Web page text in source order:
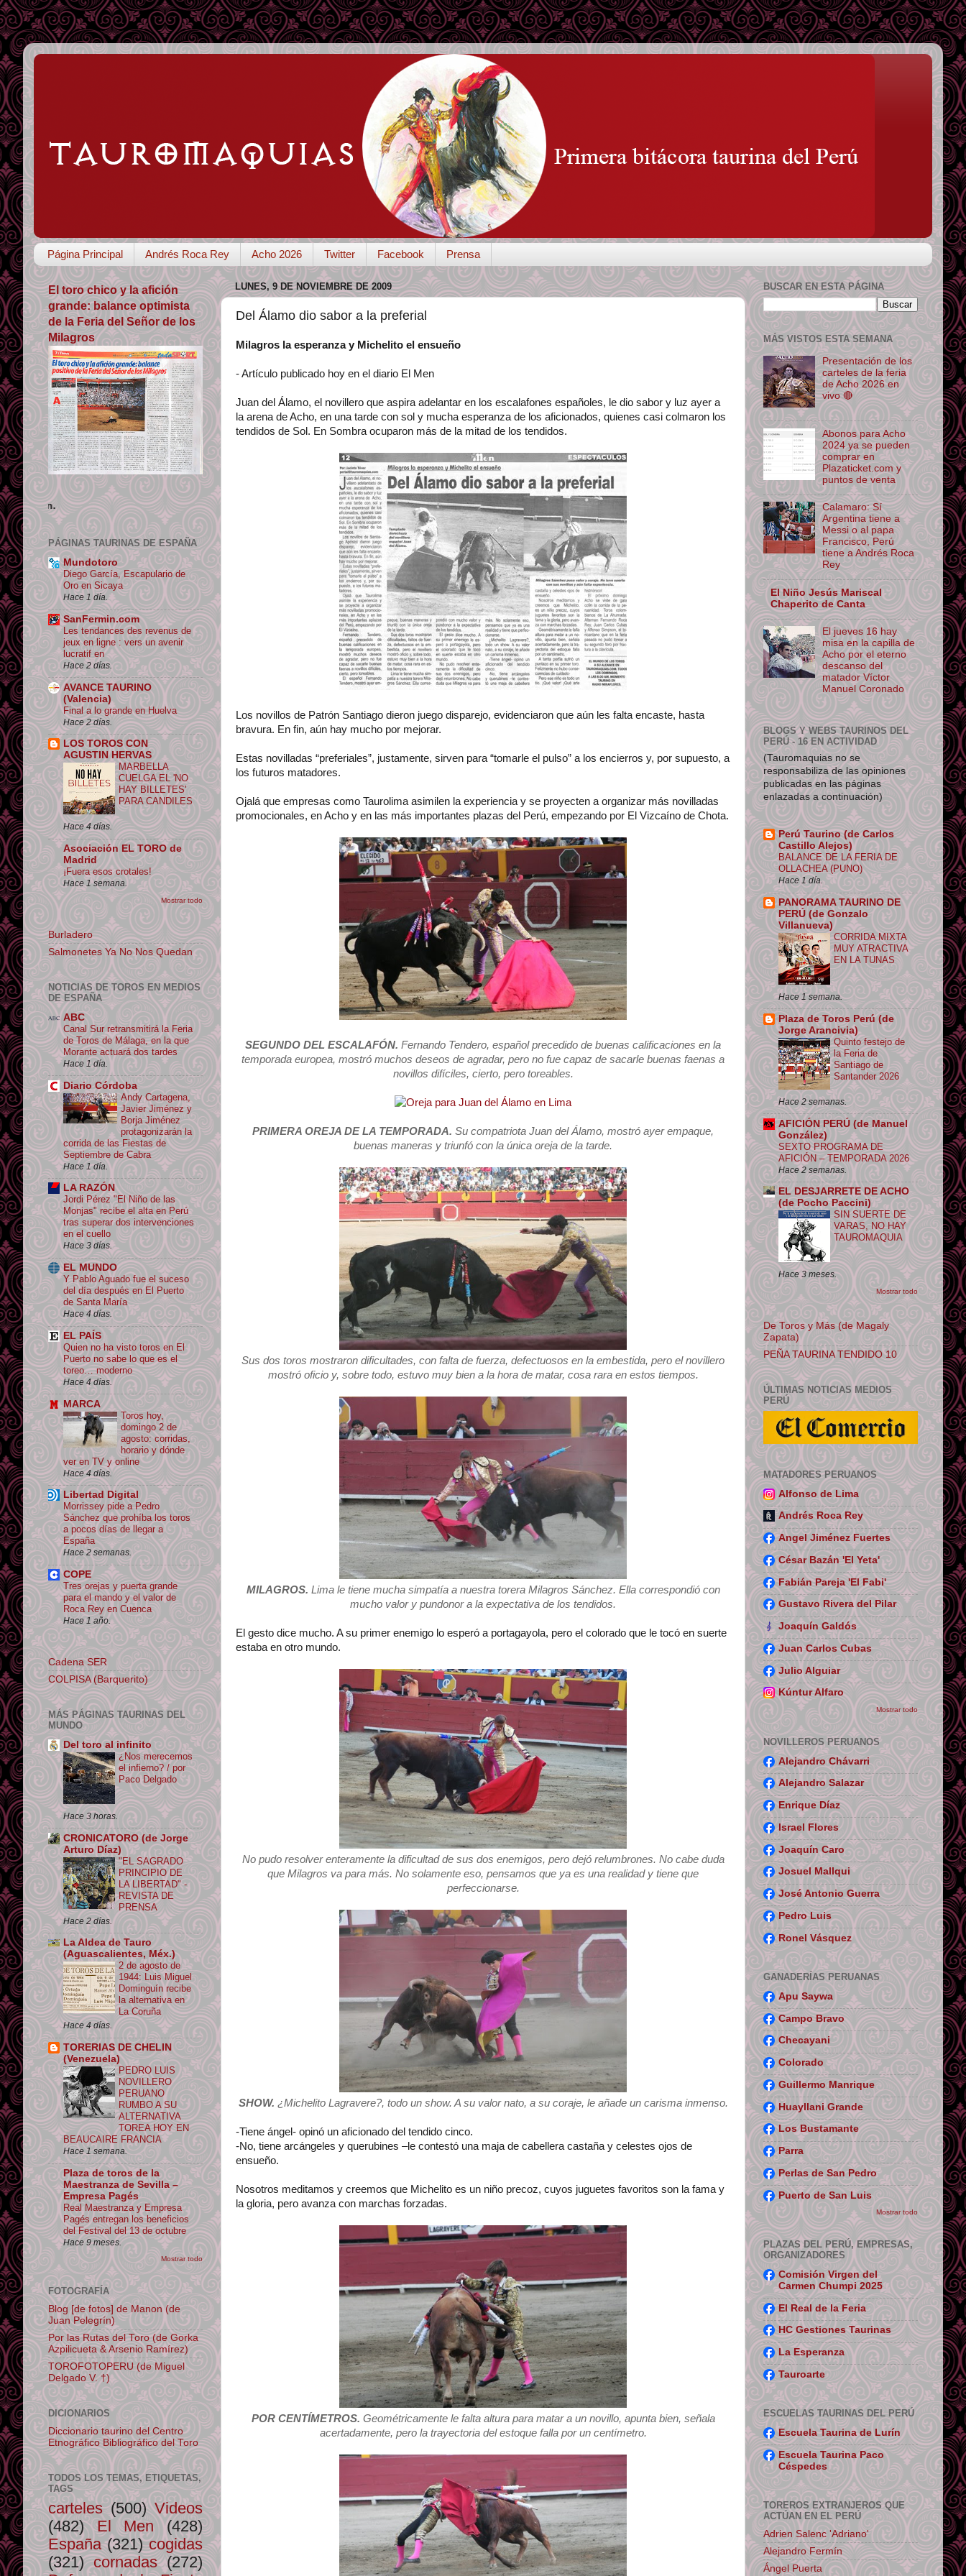
Página Principal Andrés Roca Rey Acho 2026 Twitter Facebook Prensa
LUNES, 9 DE NOVIEMBRE DE 2009
Del Álamo dio sabor a la preferial
Milagros la esperanza y Michelito el ensueño
- Artículo publicado hoy en el diario El Men
Juan del Álamo, el novillero que aspira adelantar en los escalafones españoles, le dio sabor y luz ayer a
la arena de Acho, en una tarde con sol y mucha esperanza de los aficionados, quienes casi colmaron los
tendidos de Sol. En Sombra ocuparon más de la mitad de los tendidos.
Los novillos de Patrón Santiago dieron juego disparejo, evidenciaron que aún les falta encaste, hasta
bravura. En fin, aún hay mucho por mejorar.
Estas novilladas “preferiales”, justamente, sirven para “tomarle el pulso” a los encierros y, por supuesto, a
los futuros matadores.
Ojalá que empresas como Taurolima asimilen la experiencia y se proyecten a organizar más novilladas
promocionales, en Acho y en las más importantes plazas del Perú, empezando por El Vizcaíno de Chota.
SEGUNDO DEL ESCALAFÓN. Fernando Tendero, español precedido de buenas calificaciones en la
temporada europea, mostró muchos deseos de agradar, pero no fue capaz de sacarle buenas faenas a
novillos difíciles, cierto, pero toreables.
PRIMERA OREJA DE LA TEMPORADA. Su compatriota Juan del Álamo, mostró ayer empaque,
buenas maneras y triunfó con la única oreja de la tarde.
Sus dos toros mostraron dificultades, con falta de fuerza, defectuosos en la embestida, pero el novillero
mostró oficio y, sobre todo, estuvo muy bien a la hora de matar, cosa rara en estos tiempos.
MILAGROS. Lima le tiene mucha simpatía a nuestra torera Milagros Sánchez. Ella correspondió con
mucho valor y pundonor a la expectativa de los tendidos.
El gesto dice mucho. A su primer enemigo lo esperó a portagayola, pero el colorado que le tocó en suerte
estaba en otro mundo.
No pudo resolver enteramente la dificultad de sus dos enemigos, pero dejó relumbrones. No cabe duda
que Milagros va para más. No solamente eso, pensamos que ya es una realidad y tiene que
perfeccionarse.
SHOW. ¿Michelito Lagravere?, todo un show. A su valor nato, a su coraje, le añade un carisma inmenso.
-Tiene ángel- opinó un aficionado del tendido cinco.
-No, tiene arcángeles y querubines –le contestó una maja de cabellera castaña y celestes ojos de
ensueño.
Nosotros meditamos y creemos que Michelito es un niño precoz, cuyos juguetes favoritos son la fama y
la gloria, pero avanza con marchas forzadas.
POR CENTÍMETROS. Geométricamente le falta altura para matar a un novillo, apunta bien, señala
acertadamente, pero la trayectoria del estoque falla por un centímetro.
El toro chico y la afición
grande: balance optimista
de la Feria del Señor de los
Milagros
Los contenidos de Tauromaquias tienen licencia libre para uso no comercial siempre que se de crédito y enlace su origen.
PÁGINAS TAURINAS DE ESPAÑA
Mundotoro
Diego García, Escapulario de
Oro en Sicaya
Hace 1 día.
SanFermin.com
Les tendances des revenus de
jeux en ligne : vers un avenir
lucratif en
Hace 2 días.
AVANCE TAURINO
(Valencia)
Final a lo grande en Huelva
Hace 2 días.
LOS TOROS CON
AGUSTIN HERVAS
MARBELLA
CUELGA EL 'NO
HAY BILLETES'
PARA CANDILES
Hace 4 días.
Asociación EL TORO de
Madrid
¡Fuera esos crotales!
Hace 1 semana.
Mostrar todo
Burladero
Salmonetes Ya No Nos Quedan
NOTICIAS DE TOROS EN MEDIOS
DE ESPAÑA
ABC
Canal Sur retransmitirá la Feria
de Toros de Málaga, en la que
Morante actuará dos tardes
Hace 1 día.
Diario Córdoba
Andy Cartagena,
Javier Jiménez y
Borja Jiménez
protagonizarán la
corrida de las Fiestas de
Septiembre de Cabra
Hace 1 día.
LA RAZÓN
Jordi Pérez "El Niño de las
Monjas" recibe el alta en Perú
tras superar dos intervenciones
en el cuello
Hace 3 días.
EL MUNDO
Y Pablo Aguado fue el suceso
del día después en El Puerto
de Santa María
Hace 4 días.
EL PAÍS
Quien no ha visto toros en El
Puerto no sabe lo que es el
toreo… moderno
Hace 4 días.
MARCA
Toros hoy,
domingo 2 de
agosto: corridas,
horario y dónde
ver en TV y online
Hace 4 días.
Libertad Digital
Morrissey pide a Pedro
Sánchez que prohíba los toros
a pocos días de llegar a
España
Hace 2 semanas.
COPE
Tres orejas y puerta grande
para el mando y el valor de
Roca Rey en Cuenca
Hace 1 año.
Cadena SER
COLPISA (Barquerito)
MÁS PÁGINAS TAURINAS DEL
MUNDO
Del toro al infinito
¿Nos merecemos
el infierno? / por
Paco Delgado
Hace 3 horas.
CRONICATORO (de Jorge
Arturo Díaz)
"EL SAGRADO
PRINCIPIO DE
LA LIBERTAD" -
REVISTA DE
PRENSA
Hace 2 días.
La Aldea de Tauro
(Aguascalientes, Méx.)
2 de agosto de
1944: Luis Miguel
Dominguín recibe
la alternativa en
La Coruña
Hace 4 días.
TORERIAS DE CHELIN
(Venezuela)
PEDRO LUIS
NOVILLERO
PERUANO
RUMBO A SU
ALTERNATIVA
TOREA HOY EN
BEAUCAIRE FRANCIA
Hace 1 semana.
Plaza de toros de la
Maestranza de Sevilla –
Empresa Pagés
Real Maestranza y Empresa
Pagés entregan los beneficios
del Festival del 13 de octubre
Hace 9 meses.
Mostrar todo
FOTOGRAFÍA
Blog [de fotos] de Manon (de
Juan Pelegrín)
Por las Rutas del Toro (de Gorka
Azpilicueta & Arsenio Ramírez)
TOROFOTOPERU (de Miguel
Delgado V. †)
DICIONARIOS
Diccionario taurino del Centro
Etnográfico Bibliográfico del Toro
TODOS LOS TEMAS, ETIQUETAS,
TAGS
carteles (500) Videos
(482)
El Men
(428)
España (321) cogidas
(321) cornadas (272)
BUSCAR EN ESTA PÁGINA
MÁS VISTOS ESTA SEMANA
Presentación de los
carteles de la feria
de Acho 2026 en
vivo 🔴
Abonos para Acho
2024 ya se pueden
comprar en
Plazaticket.com y
puntos de venta
Calamaro: Sí
Argentina tiene a
Messi o al papa
Francisco, Perú
tiene a Andrés Roca
Rey
El Niño Jesús Mariscal
Chaperito de Canta
El jueves 16 hay
misa en la capilla de
Acho por el eterno
descanso del
matador Víctor
Manuel Coronado
BLOGS Y WEBS TAURINOS DEL
PERÚ - 16 EN ACTIVIDAD
(Tauromaquias no se
responsabiliza de las opiniones
publicadas en las páginas
enlazadas a continuación)
Perú Taurino (de Carlos
Castillo Alejos)
BALANCE DE LA FERIA DE
OLLACHEA (PUNO)
Hace 1 día.
PANORAMA TAURINO DE
PERÚ (de Gonzalo
Villanueva)
CORRIDA MIXTA
MUY ATRACTIVA
EN LA TUNAS
Hace 1 semana.
Plaza de Toros Perú (de
Jorge Arancivia)
Quinto festejo de
la Feria de
Santiago de
Santander 2026
Hace 2 semanas.
AFICIÓN PERÚ (de Manuel
González)
SEXTO PROGRAMA DE
AFICIÓN – TEMPORADA 2026
Hace 2 semanas.
EL DESJARRETE DE ACHO
(de Pocho Paccini)
SIN SUERTE DE
VARAS, NO HAY
TAUROMAQUIA
Hace 3 meses.
Mostrar todo
De Toros y Más (de Magaly
Zapata)
PEÑA TAURINA TENDIDO 10
ÚLTIMAS NOTICIAS MEDIOS
PERÚ
MATADORES PERUANOS
Alfonso de Lima
Andrés Roca Rey
Angel Jiménez Fuertes
César Bazán 'El Yeta'
Fabián Pareja 'El Fabi'
Gustavo Rivera del Pilar
Joaquín Galdós
Juan Carlos Cubas
Julio Alguiar
Kúntur Alfaro
Mostrar todo
NOVILLEROS PERUANOS
Alejandro Chávarri
Alejandro Salazar
Enrique Díaz
Israel Flores
Joaquín Caro
Josuel Mallqui
José Antonio Guerra
Pedro Luis
Ronel Vásquez
GANADERÍAS PERUANAS
Apu Saywa
Campo Bravo
Checayani
Colorado
Guillermo Manrique
Huayllani Grande
Los Bustamante
Parra
Perlas de San Pedro
Puerto de San Luis
Mostrar todo
PLAZAS DEL PERÚ, EMPRESAS,
ORGANIZADORES
Comisión Virgen del
Carmen Chumpi 2025
El Real de la Feria
HC Gestiones Taurinas
La Esperanza
Tauroarte
ESCUELAS TAURINAS DEL PERÚ
Escuela Taurina de Lurín
Escuela Taurina Paco
Céspedes
TOREROS EXTRANJEROS QUE
ACTÚAN EN EL PERÚ
Adrien Salenc 'Adriano'
Alejandro Fermín
Ángel Puerta